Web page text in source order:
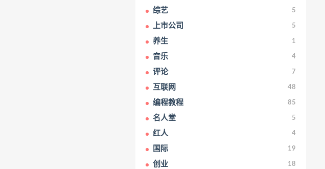
综艺 5
上市公司 5
养生 1
音乐 4
评论 7
互联网 48
编程教程 85
名人堂 5
红人 4
国际 19
创业 18